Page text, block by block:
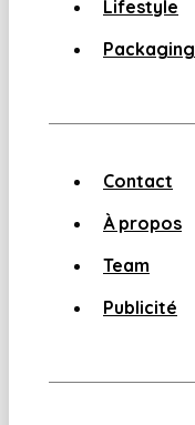
Lifestyle
Packaging
Contact
À propos
Team
Publicité